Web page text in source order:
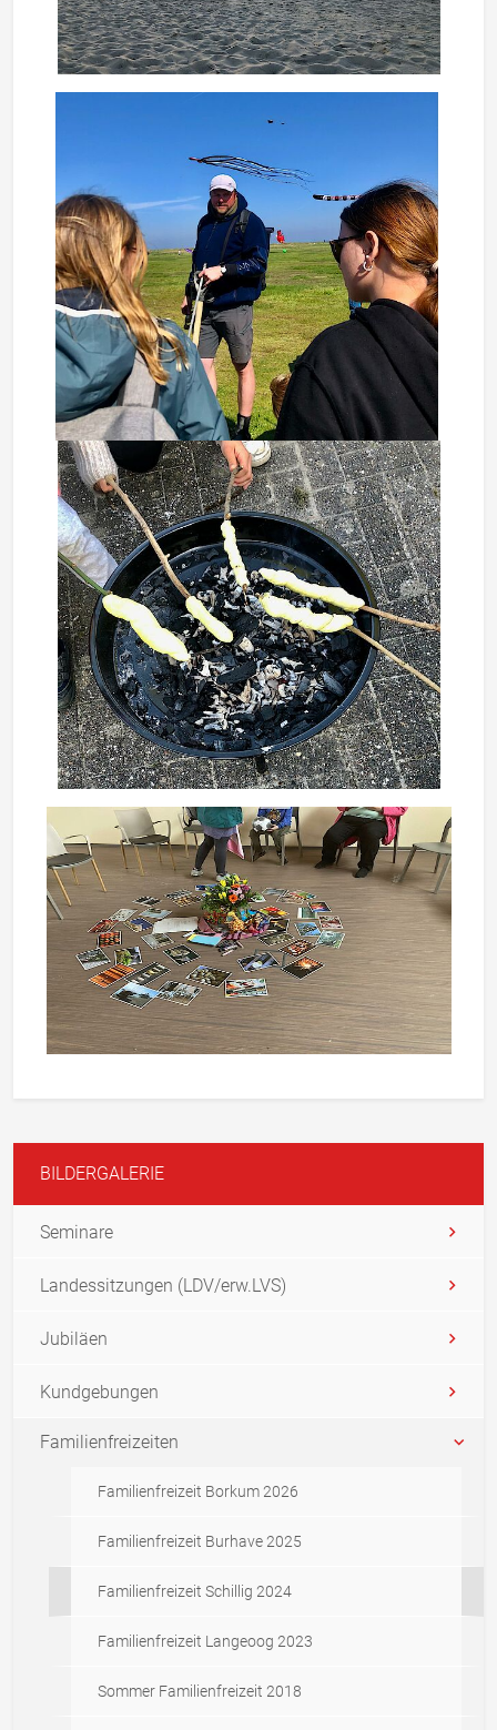
BILDERGALERIE
Seminare
Landessitzungen (LDV/erw.LVS)
Jubiläen
Kundgebungen
Familienfreizeiten
Familienfreizeit Borkum 2026
Familienfreizeit Burhave 2025
Familienfreizeit Schillig 2024
Familienfreizeit Langeoog 2023
Sommer Familienfreizeit 2018